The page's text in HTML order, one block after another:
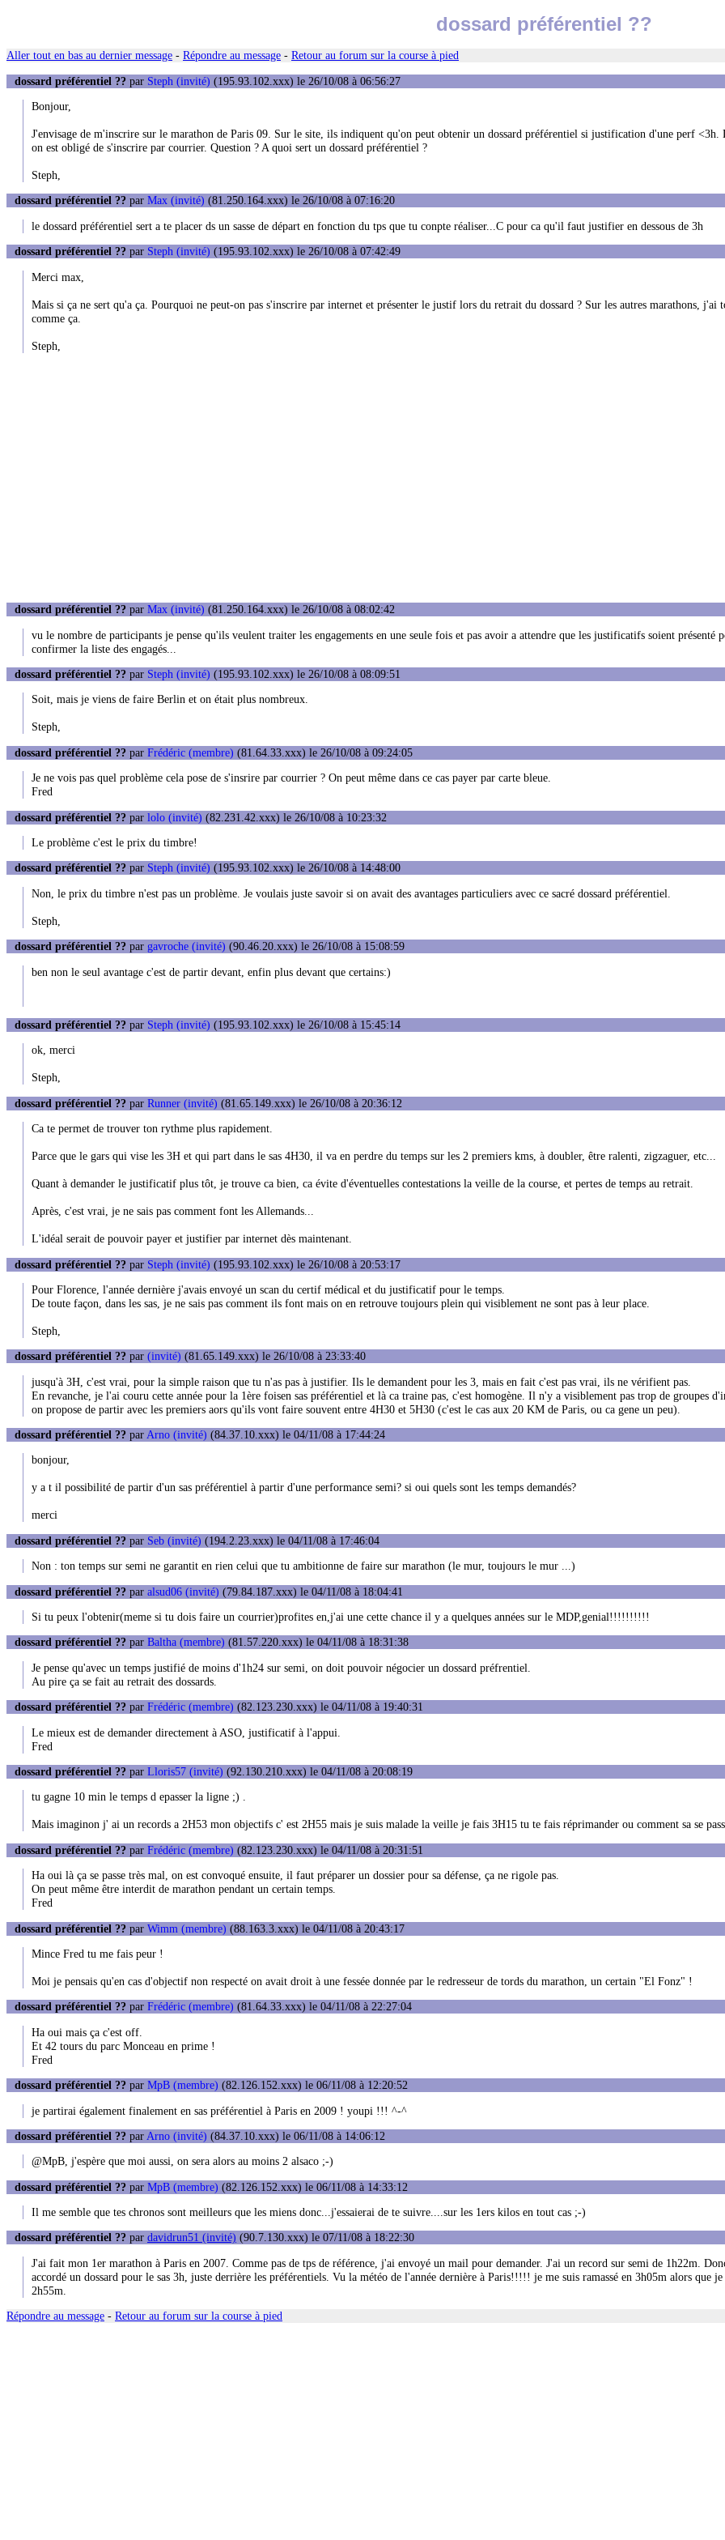
dossard préférentiel ??
Aller tout en bas au dernier message - Répondre au message - Retour au forum sur la course à pied
dossard préférentiel ?? par Steph (invité) (195.93.102.xxx) le 26/10/08 à 06:56:27
Bonjour,
J'envisage de m'inscrire sur le marathon de Paris 09. Sur le site, ils indiquent qu'on peut obtenir un dossard préférentiel si justification d'une perf <3h.
on est obligé de s'inscrire par courrier. Question ? A quoi sert un dossard préférentiel ?
Steph,
dossard préférentiel ?? par Max (invité) (81.250.164.xxx) le 26/10/08 à 07:16:20
le dossard préférentiel sert a te placer ds un sasse de départ en fonction du tps que tu conpte réaliser...C pour ca qu'il faut justifier en dessous de 3h
dossard préférentiel ?? par Steph (invité) (195.93.102.xxx) le 26/10/08 à 07:42:49
Merci max,
Mais si ça ne sert qu'a ça. Pourquoi ne peut-on pas s'inscrire par internet et présenter le justif lors du retrait du dossard ? Sur les autres marathons, j'ai
comme ça.
Steph,
dossard préférentiel ?? par Max (invité) (81.250.164.xxx) le 26/10/08 à 08:02:42
vu le nombre de participants je pense qu'ils veulent traiter les engagements en une seule fois et pas avoir a attendre que les justificatifs soient présenté
confirmer la liste des engagés...
dossard préférentiel ?? par Steph (invité) (195.93.102.xxx) le 26/10/08 à 08:09:51
Soit, mais je viens de faire Berlin et on était plus nombreux.
Steph,
dossard préférentiel ?? par Frédéric (membre) (81.64.33.xxx) le 26/10/08 à 09:24:05
Je ne vois pas quel problème cela pose de s'insrire par courrier ? On peut même dans ce cas payer par carte bleue.
Fred
dossard préférentiel ?? par lolo (invité) (82.231.42.xxx) le 26/10/08 à 10:23:32
Le problème c'est le prix du timbre!
dossard préférentiel ?? par Steph (invité) (195.93.102.xxx) le 26/10/08 à 14:48:00
Non, le prix du timbre n'est pas un problème. Je voulais juste savoir si on avait des avantages particuliers avec ce sacré dossard préférentiel.
Steph,
dossard préférentiel ?? par gavroche (invité) (90.46.20.xxx) le 26/10/08 à 15:08:59
ben non le seul avantage c'est de partir devant, enfin plus devant que certains:)
dossard préférentiel ?? par Steph (invité) (195.93.102.xxx) le 26/10/08 à 15:45:14
ok, merci
Steph,
dossard préférentiel ?? par Runner (invité) (81.65.149.xxx) le 26/10/08 à 20:36:12
Ca te permet de trouver ton rythme plus rapidement.
Parce que le gars qui vise les 3H et qui part dans le sas 4H30, il va en perdre du temps sur les 2 premiers kms, à doubler, être ralenti, zigzaguer, etc...
Quant à demander le justificatif plus tôt, je trouve ca bien, ca évite d'éventuelles contestations la veille de la course, et pertes de temps au retrait.
Après, c'est vrai, je ne sais pas comment font les Allemands...
L'idéal serait de pouvoir payer et justifier par internet dès maintenant.
dossard préférentiel ?? par Steph (invité) (195.93.102.xxx) le 26/10/08 à 20:53:17
Pour Florence, l'année dernière j'avais envoyé un scan du certif médical et du justificatif pour le temps.
De toute façon, dans les sas, je ne sais pas comment ils font mais on en retrouve toujours plein qui visiblement ne sont pas à leur place.
Steph,
dossard préférentiel ?? par (invité) (81.65.149.xxx) le 26/10/08 à 23:33:40
jusqu'à 3H, c'est vrai, pour la simple raison que tu n'as pas à justifier. Ils le demandent pour les 3, mais en fait c'est pas vrai, ils ne vérifient pas.
En revanche, je l'ai couru cette année pour la 1ère foisen sas préférentiel et là ca traine pas, c'est homogène. Il n'y a visiblement pas trop de groupes
on propose de partir avec les premiers aors qu'ils vont faire souvent entre 4H30 et 5H30 (c'est le cas aux 20 KM de Paris, ou ca gene un peu).
dossard préférentiel ?? par Arno (invité) (84.37.10.xxx) le 04/11/08 à 17:44:24
bonjour,
y a t il possibilité de partir d'un sas préférentiel à partir d'une performance semi? si oui quels sont les temps demandés?
merci
dossard préférentiel ?? par Seb (invité) (194.2.23.xxx) le 04/11/08 à 17:46:04
Non : ton temps sur semi ne garantit en rien celui que tu ambitionne de faire sur marathon (le mur, toujours le mur ...)
dossard préférentiel ?? par alsud06 (invité) (79.84.187.xxx) le 04/11/08 à 18:04:41
Si tu peux l'obtenir(meme si tu dois faire un courrier)profites en,j'ai une cette chance il y a quelques années sur le MDP,genial!!!!!!!!!!
dossard préférentiel ?? par Baltha (membre) (81.57.220.xxx) le 04/11/08 à 18:31:38
Je pense qu'avec un temps justifié de moins d'1h24 sur semi, on doit pouvoir négocier un dossard préfrentiel.
Au pire ça se fait au retrait des dossards.
dossard préférentiel ?? par Frédéric (membre) (82.123.230.xxx) le 04/11/08 à 19:40:31
Le mieux est de demander directement à ASO, justificatif à l'appui.
Fred
dossard préférentiel ?? par Lloris57 (invité) (92.130.210.xxx) le 04/11/08 à 20:08:19
tu gagne 10 min le temps d epasser la ligne ;) .
Mais imaginon j' ai un records a 2H53 mon objectifs c' est 2H55 mais je suis malade la veille je fais 3H15 tu te fais réprimander ou comment sa se
dossard préférentiel ?? par Frédéric (membre) (82.123.230.xxx) le 04/11/08 à 20:31:51
Ha oui là ça se passe très mal, on est convoqué ensuite, il faut préparer un dossier pour sa défense, ça ne rigole pas.
On peut même être interdit de marathon pendant un certain temps.
Fred
dossard préférentiel ?? par Wimm (membre) (88.163.3.xxx) le 04/11/08 à 20:43:17
Mince Fred tu me fais peur !
Moi je pensais qu'en cas d'objectif non respecté on avait droit à une fessée donnée par le redresseur de tords du marathon, un certain "El Fonz" !
dossard préférentiel ?? par Frédéric (membre) (81.64.33.xxx) le 04/11/08 à 22:27:04
Ha oui mais ça c'est off.
Et 42 tours du parc Monceau en prime !
Fred
dossard préférentiel ?? par MpB (membre) (82.126.152.xxx) le 06/11/08 à 12:20:52
je partirai également finalement en sas préférentiel à Paris en 2009 ! youpi !!! ^-^
dossard préférentiel ?? par Arno (invité) (84.37.10.xxx) le 06/11/08 à 14:06:12
@MpB, j'espère que moi aussi, on sera alors au moins 2 alsaco ;-)
dossard préférentiel ?? par MpB (membre) (82.126.152.xxx) le 06/11/08 à 14:33:12
Il me semble que tes chronos sont meilleurs que les miens donc...j'essaierai de te suivre....sur les 1ers kilos en tout cas ;-)
dossard préférentiel ?? par davidrun51 (invité) (90.7.130.xxx) le 07/11/08 à 18:22:30
J'ai fait mon 1er marathon à Paris en 2007. Comme pas de tps de référence, j'ai envoyé un mail pour demander. J'ai un record sur semi de 1h22m.
accordé un dossard pour le sas 3h, juste derrière les préférentiels. Vu la météo de l'année dernière à Paris!!!!! je me suis ramassé en 3h05m alors que je
2h55m.
Répondre au message - Retour au forum sur la course à pied